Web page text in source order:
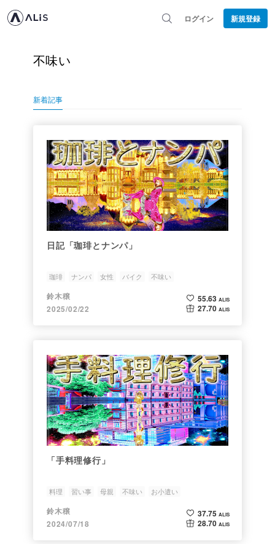
ログイン 新規登録
不味い
新着記事
日記「珈琲とナンパ」
珈琲 ナンパ 女性 バイク 不味い
鈴木穣
2025/02/22
55.63 ALIS
27.70 ALIS
「手料理修行」
料理 習い事 母親 不味い お小遣い
鈴木穣
2024/07/18
37.75 ALIS
28.70 ALIS